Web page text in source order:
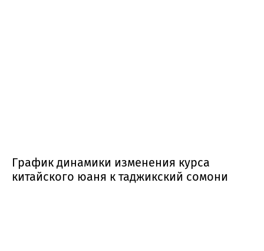
График динамики изменения курса
китайского юаня к таджикский сомони